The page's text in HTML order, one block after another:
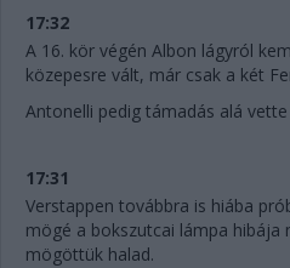
17:32
A 16. kör végén Albon lágyról
közepesre vált, már csak a két
Antonelli pedig támadás alá
17:31
Verstappen továbbra is hiába
mögé a bokszutcai lámpa hibája
mögöttük halad.